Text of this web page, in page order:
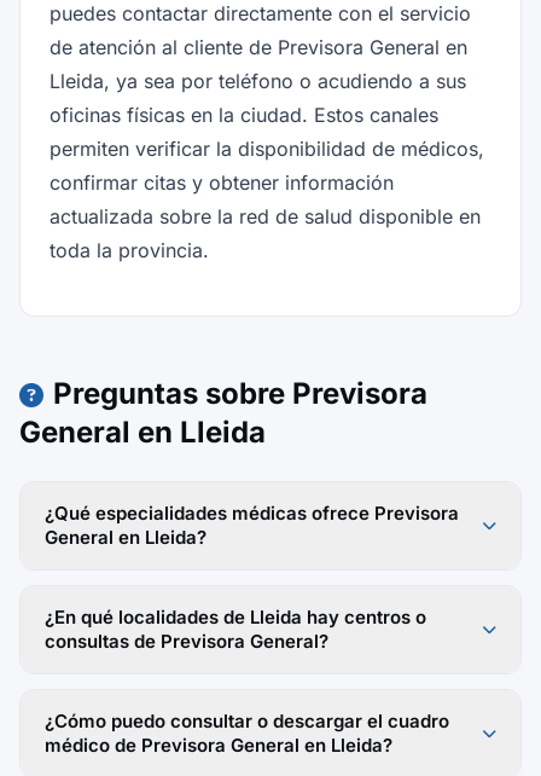
puedes contactar directamente con el servicio
de atención al cliente de Previsora General en
Lleida, ya sea por teléfono o acudiendo a sus
oficinas físicas en la ciudad. Estos canales
permiten verificar la disponibilidad de médicos,
confirmar citas y obtener información
actualizada sobre la red de salud disponible en
toda la provincia.
Preguntas sobre Previsora
General en Lleida
¿Qué especialidades médicas ofrece Previsora
General en Lleida?
¿En qué localidades de Lleida hay centros o
consultas de Previsora General?
¿Cómo puedo consultar o descargar el cuadro
médico de Previsora General en Lleida?